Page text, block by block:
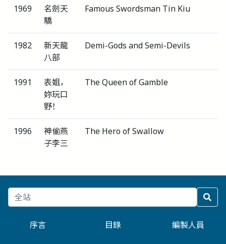
1969
名劍天
驕
Famous Swordsman Tin Kiu
1982
新天龍
八部
Demi-Gods and Semi-Devils
1991
表姐，
妳玩口
野！
The Queen of Gamble
1996
神偷燕
子李三
The Hero of Swallow
序言 目錄 編製人員